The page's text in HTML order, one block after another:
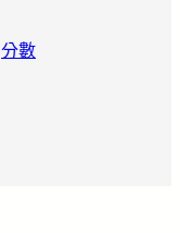
分數